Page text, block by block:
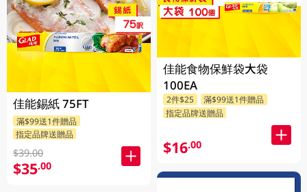
佳能錫紙 75FT
滿$99送1件贈品
指定品牌送贈品
$39.00
$35.00
佳能食物保鮮袋大袋
100EA
2件$25
滿$99送1件贈品
指定品牌送贈品
$16.00